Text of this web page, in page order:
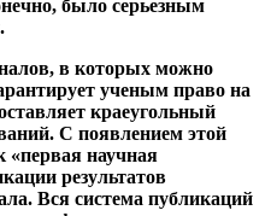
в научное сообщество.
с таким же уровнем
было серьезным
в которых можно
ученым право на
краеугольный
С появлением этой